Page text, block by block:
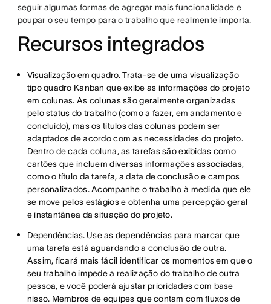
seguir algumas formas de agregar mais funcionalidade e
poupar o seu tempo para o trabalho que realmente importa.
Recursos integrados
Visualização em quadro. Trata-se de uma visualização
tipo quadro Kanban que exibe as informações do projeto
em colunas. As colunas são geralmente organizadas
pelo status do trabalho (como a fazer, em andamento e
concluído), mas os títulos das colunas podem ser
adaptados de acordo com as necessidades do projeto.
Dentro de cada coluna, as tarefas são exibidas como
cartões que incluem diversas informações associadas,
como o título da tarefa, a data de conclusão e campos
personalizados. Acompanhe o trabalho à medida que ele
se move pelos estágios e obtenha uma percepção geral
e instantânea da situação do projeto.
Dependências.Use as dependências para marcar que
uma tarefa está aguardando a conclusão de outra.
Assim, ficará mais fácil identificar os momentos em que o
seu trabalho impede a realização do trabalho de outra
pessoa, e você poderá ajustar prioridades com base
nisso. Membros de equipes que contam com fluxos de